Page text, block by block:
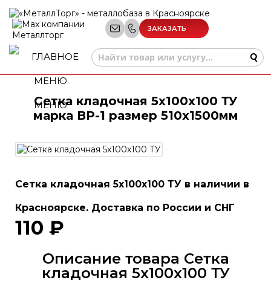
ЗАКАЗАТЬ
МЕНЮ
Сетка кладочная 5х100х100 ТУ
марка ВР-1 размер 510х1500мм
Сетка кладочная 5х100х100 ТУ в наличии в
Красноярске. Доставка по России и СНГ
110 ₽
Описание товара Сетка
кладочная 5х100х100 ТУ